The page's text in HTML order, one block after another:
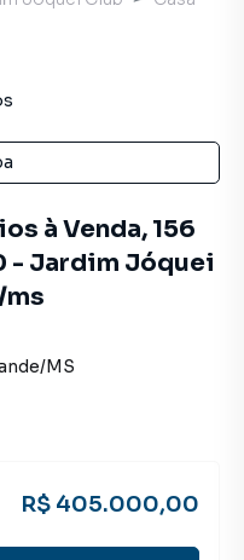
à Venda, 156
- Jardim Jóquei
ms
/MS
R$ 405.000,00